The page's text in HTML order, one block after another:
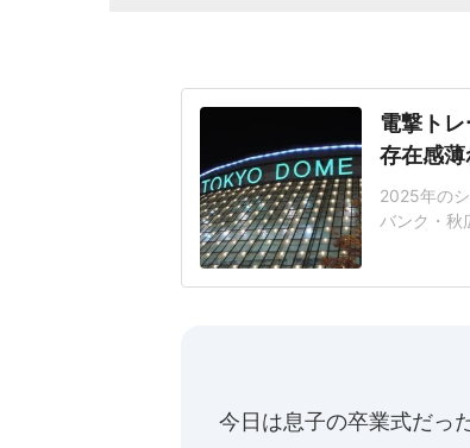
電撃ト
存在感
2025年の
バンク・秋
いリチャ
いた長打
今日は息子の卒業式だっ